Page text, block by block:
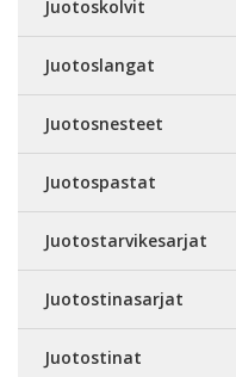
Juotoskolvit
Juotoslangat
Juotosnesteet
Juotospastat
Juotostarvikesarjat
Juotostinasarjat
Juotostinat